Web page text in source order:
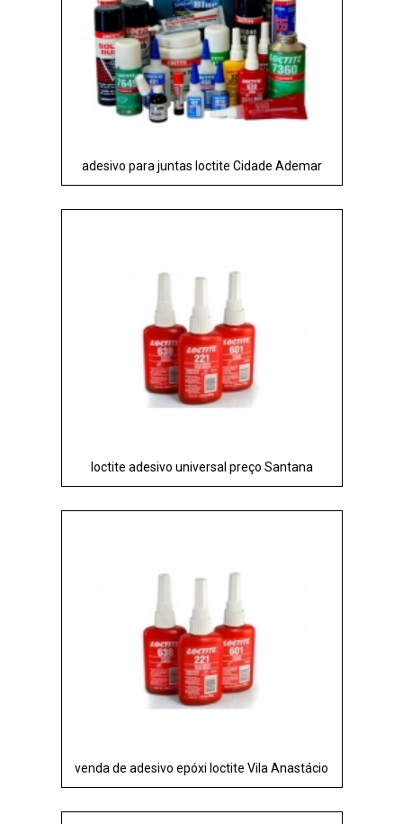
adesivo para juntas loctite Cidade Ademar
loctite adesivo universal preço Santana
venda de adesivo epóxi loctite Vila Anastácio